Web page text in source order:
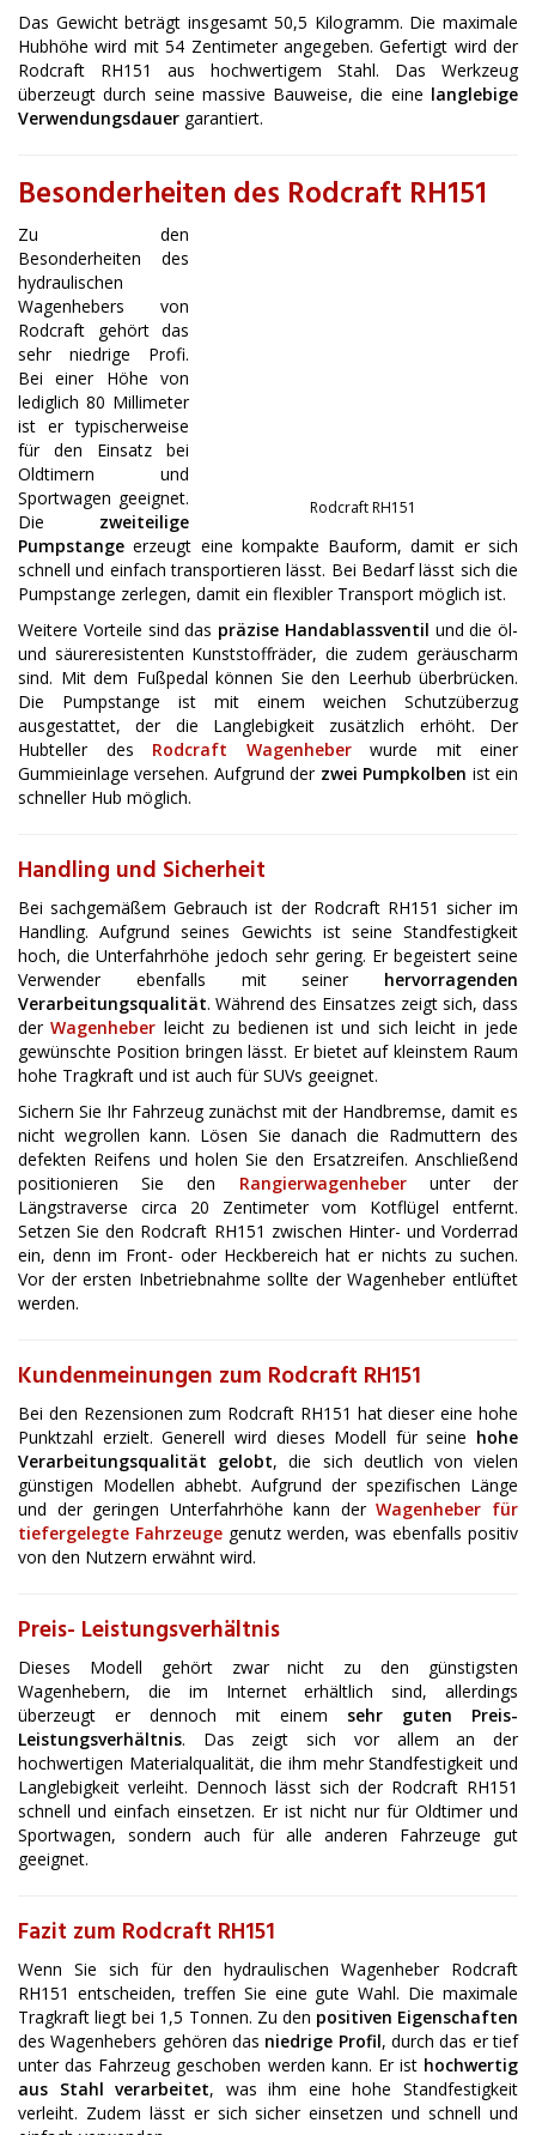
Das Gewicht beträgt insgesamt 50,5 Kilogramm. Die maximale
Hubhöhe wird mit 54 Zentimeter angegeben. Gefertigt wird der
Rodcraft RH151 aus hochwertigem Stahl. Das Werkzeug
überzeugt durch seine massive Bauweise, die eine langlebige
Verwendungsdauer garantiert.
Besonderheiten des Rodcraft RH151
Rodcraft RH151
Zu den
Besonderheiten des
hydraulischen
Wagenhebers von
Rodcraft gehört das
sehr niedrige Profi.
Bei einer Höhe von
lediglich 80 Millimeter
ist er typischerweise
für den Einsatz bei
Oldtimern und
Sportwagen geeignet.
Die zweiteilige
Pumpstange erzeugt eine kompakte Bauform, damit er sich
schnell und einfach transportieren lässt. Bei Bedarf lässt sich die
Pumpstange zerlegen, damit ein flexibler Transport möglich ist.
Weitere Vorteile sind das präzise Handablassventil und die öl-
und säureresistenten Kunststoffräder, die zudem geräuscharm
sind. Mit dem Fußpedal können Sie den Leerhub überbrücken.
Die Pumpstange ist mit einem weichen Schutzüberzug
ausgestattet, der die Langlebigkeit zusätzlich erhöht. Der
Hubteller des Rodcraft Wagenheberwurde mit einer
Gummieinlage versehen. Aufgrund der zwei Pumpkolben ist ein
schneller Hub möglich.
Handling und Sicherheit
Bei sachgemäßem Gebrauch ist der Rodcraft RH151 sicher im
Handling. Aufgrund seines Gewichts ist seine Standfestigkeit
hoch, die Unterfahrhöhe jedoch sehr gering. Er begeistert seine
Verwender ebenfalls mit seiner hervorragenden
Verarbeitungsqualität. Während des Einsatzes zeigt sich, dass
derWagenheber leicht zu bedienen ist und sich leicht in jede
gewünschte Position bringen lässt. Er bietet auf kleinstem Raum
hohe Tragkraft und ist auch für SUVs geeignet.
Sichern Sie Ihr Fahrzeug zunächst mit der Handbremse, damit es
nicht wegrollen kann. Lösen Sie danach die Radmuttern des
defekten Reifens und holen Sie den Ersatzreifen. Anschließend
positionieren Sie den Rangierwagenheberunter der
Längstraverse circa 20 Zentimeter vom Kotflügel entfernt.
Setzen Sie den Rodcraft RH151 zwischen Hinter- und Vorderrad
ein, denn im Front- oder Heckbereich hat er nichts zu suchen.
Vor der ersten Inbetriebnahme sollte der Wagenheber entlüftet
werden.
Kundenmeinungen zum Rodcraft RH151
Bei den Rezensionen zum Rodcraft RH151 hat dieser eine hohe
Punktzahl erzielt. Generell wird dieses Modell für seine hohe
Verarbeitungsqualität gelobt, die sich deutlich von vielen
günstigen Modellen abhebt. Aufgrund der spezifischen Länge
und der geringen Unterfahrhöhe kann derWagenheber für
tiefergelegte Fahrzeuge genutz werden, was ebenfalls positiv
von den Nutzern erwähnt wird.
Preis- Leistungsverhältnis
Dieses Modell gehört zwar nicht zu den günstigsten
Wagenhebern, die im Internet erhältlich sind, allerdings
überzeugt er dennoch mit einem sehr guten Preis-
Leistungsverhältnis. Das zeigt sich vor allem an der
hochwertigen Materialqualität, die ihm mehr Standfestigkeit und
Langlebigkeit verleiht. Dennoch lässt sich der Rodcraft RH151
schnell und einfach einsetzen. Er ist nicht nur für Oldtimer und
Sportwagen, sondern auch für alle anderen Fahrzeuge gut
geeignet.
Fazit zum Rodcraft RH151
Wenn Sie sich für den hydraulischen Wagenheber Rodcraft
RH151 entscheiden, treffen Sie eine gute Wahl. Die maximale
Tragkraft liegt bei 1,5 Tonnen. Zu den positiven Eigenschaften
des Wagenhebers gehören das niedrige Profil, durch das er tief
unter das Fahrzeug geschoben werden kann. Er ist hochwertig
aus Stahl verarbeitet, was ihm eine hohe Standfestigkeit
verleiht. Zudem lässt er sich sicher einsetzen und schnell und